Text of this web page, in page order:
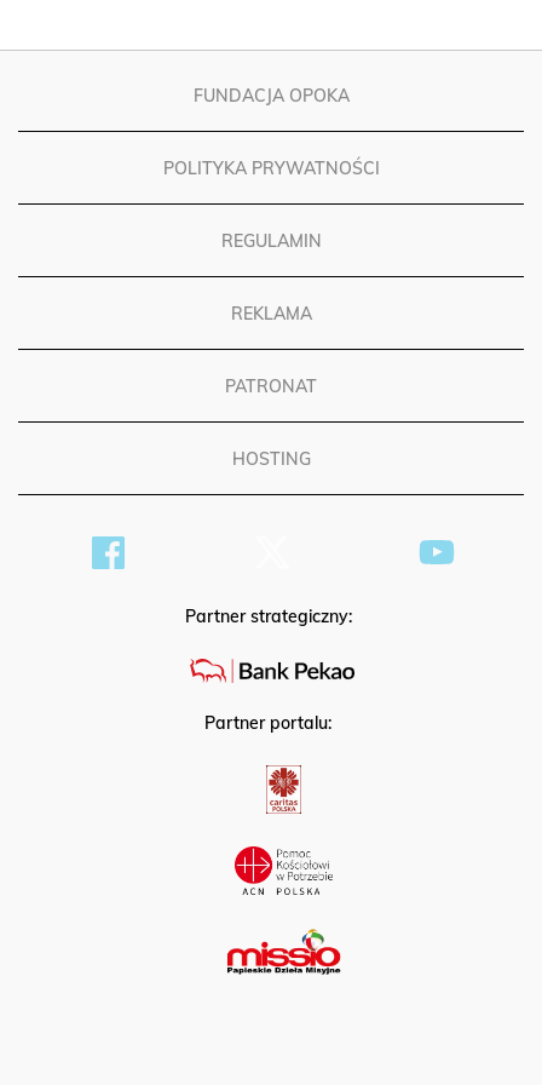
FUNDACJA OPOKA
POLITYKA PRYWATNOŚCI
REGULAMIN
REKLAMA
PATRONAT
HOSTING
Partner strategiczny:
Partner portalu: